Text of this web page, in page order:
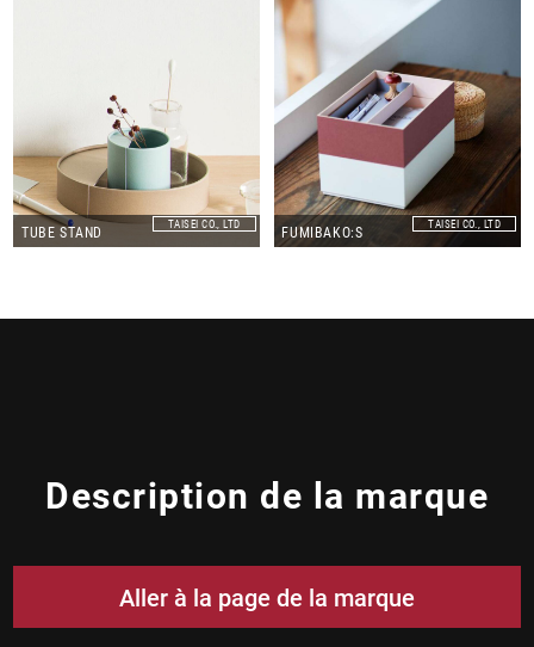
TUBE STAND TAISEI CO., LTD FUMIBAKO:S TAISEI CO., LTD
Description de la marque
Aller à la page de la marque